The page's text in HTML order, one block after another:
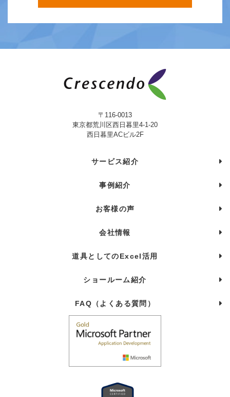
〒116-0013
東京都荒川区西日暮里4-1-20
西日暮里ACビル2F
サービス紹介
事例紹介
お客様の声
会社情報
道具としてのExcel活用
ショールーム紹介
FAQ（よくある質問）